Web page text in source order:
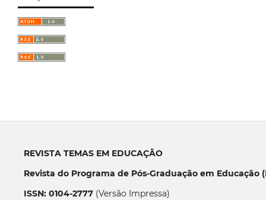
REVISTA TEMAS EM EDUCAÇÃO
Revista do Programa de Pós-Graduação em Educação
ISSN: 0104-2777(Versão Impressa)